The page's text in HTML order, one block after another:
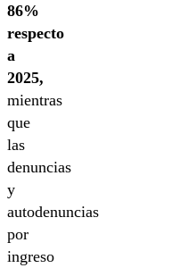
86%
respecto
a
2025,
mientras
que
las
denuncias
y
autodenuncias
por
ingreso